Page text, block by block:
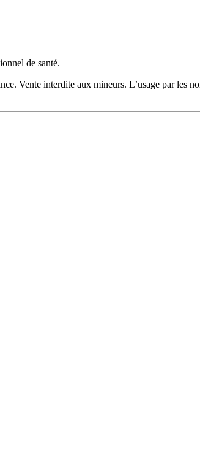
de santé.
Vente interdite aux mineurs. L’usage par les